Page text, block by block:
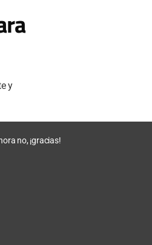
y
no, ¡gracias!